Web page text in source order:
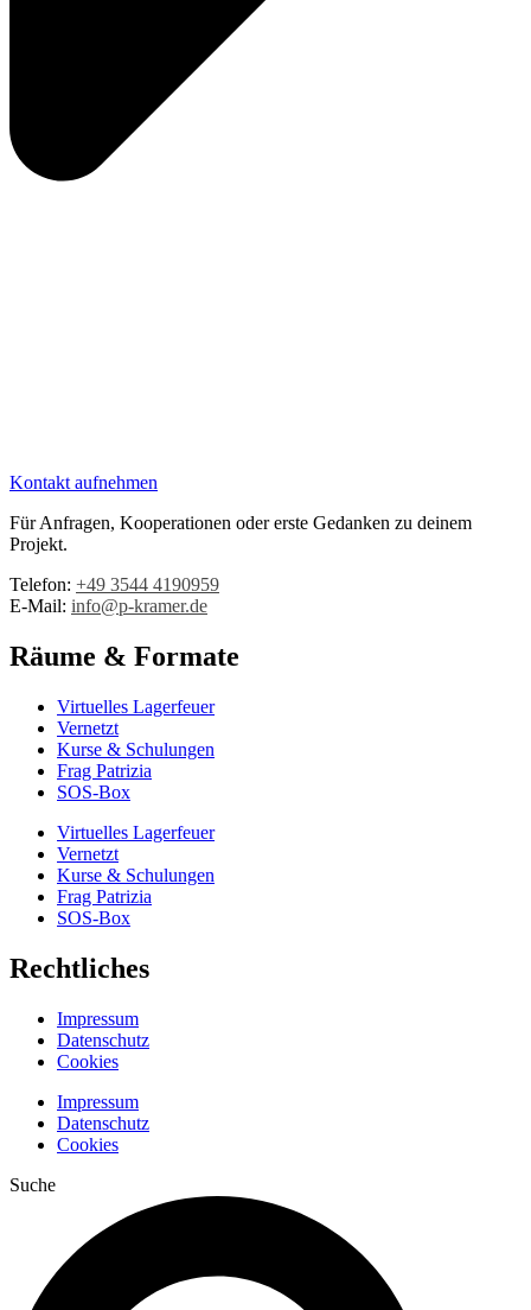
Kontakt aufnehmen
Für Anfragen, Kooperationen oder erste Gedanken zu deinem
Projekt.
Telefon: +49 3544 4190959‬
E-Mail: info@p-kramer.de
Räume & Formate
Virtuelles Lagerfeuer
Vernetzt
Kurse & Schulungen
Frag Patrizia
SOS-Box
Virtuelles Lagerfeuer
Vernetzt
Kurse & Schulungen
Frag Patrizia
SOS-Box
Rechtliches
Impressum
Datenschutz
Cookies
Impressum
Datenschutz
Cookies
Suche